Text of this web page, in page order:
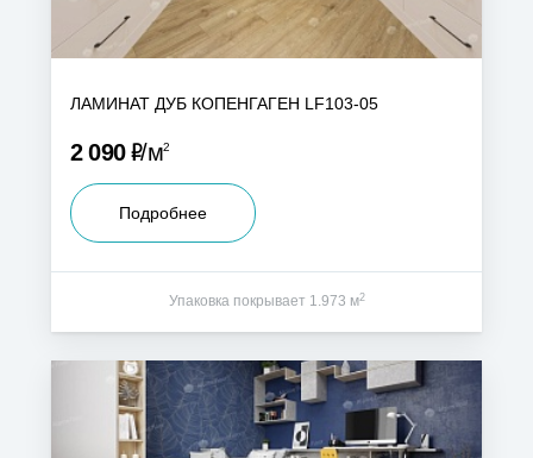
ЛАМИНАТ ДУБ КОПЕНГАГЕН LF103-05
2 090Р м2
Подробнее
Упаковка покрывает 1.973 м2